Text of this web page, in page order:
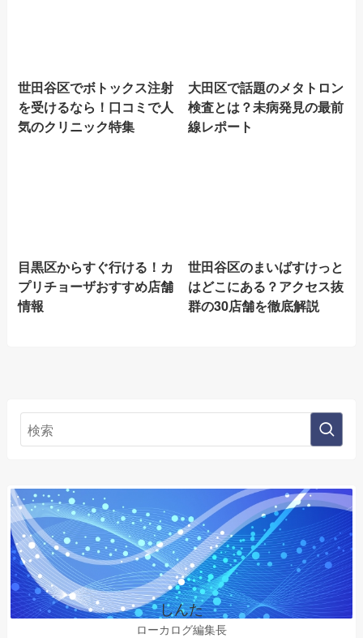
世田谷区でボトックス注射
を受けるなら！口コミで人
気のクリニック特集
大田区で話題のメタトロン
検査とは？未病発見の最前
線レポート
目黒区からすぐ行ける！カ
プリチョーザおすすめ店舗
情報
世田谷区のまいばすけっと
はどこにある？アクセス抜
群の30店舗を徹底解説
しんた
ローカログ編集長